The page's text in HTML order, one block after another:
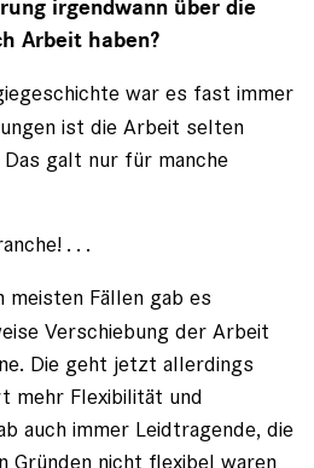
irgendwann über die
Arbeit haben?
war es fast immer
ist die Arbeit selten
galt nur für manche
. . .
meisten Fällen gab es
Verschiebung der Arbeit
Die geht jetzt allerdings
mehr Flexibilität und
auch immer Leidtragende, die
Gründen nicht flexibel waren